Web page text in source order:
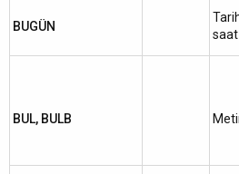
BUGÜN
saat
BUL, BULB